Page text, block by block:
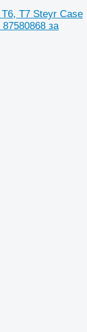
T6, T7 Steyr Case
за